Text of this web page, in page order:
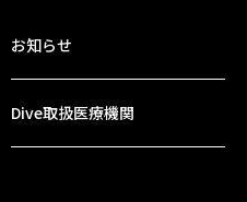
お知らせ
Dive取扱医療機関